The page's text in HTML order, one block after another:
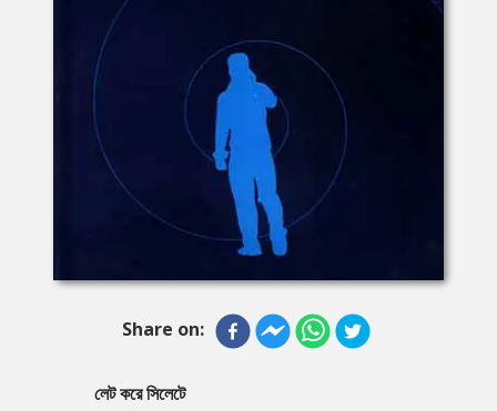
Share on:
লেট করে সিলেটে